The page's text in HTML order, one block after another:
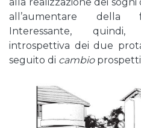
all’aumentare della
Interessante, quindi,
introspettiva dei due
seguito di cambio